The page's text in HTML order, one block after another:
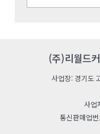
(주)리월드
사업장: 경기도
사업
통신판매업